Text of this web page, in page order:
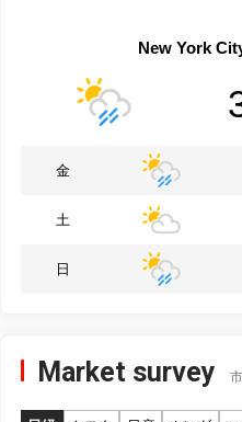
New York
金
土
日
Market survey